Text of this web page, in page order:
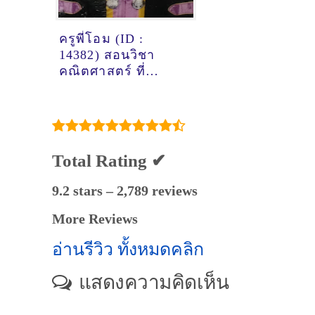
ครูพี่โอม (ID :
14382) สอนวิชา
คณิตศาสตร์ ที่
Total Rating ✔
9.2 stars – 2,789 reviews
More Reviews
อ่านรีวิว ทั้งหมดคลิก
แสดงความคิดเห็น